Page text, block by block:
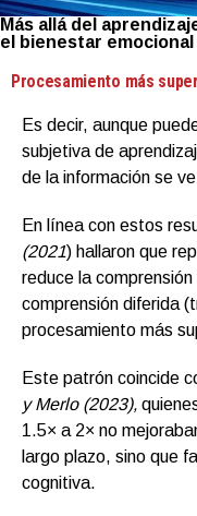
Más allá del
el bienestar
Procesamiento más
Es decir, aunque
subjetiva de
de la información se
En línea con estos
(2021) hallaron que
reduce la
comprensión diferida
procesamiento más
Este patrón coincide
y Merlo (2023),
1.5× a 2× no
largo plazo, sino que
cognitiva.